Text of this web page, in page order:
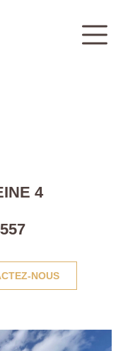
4
NOUS